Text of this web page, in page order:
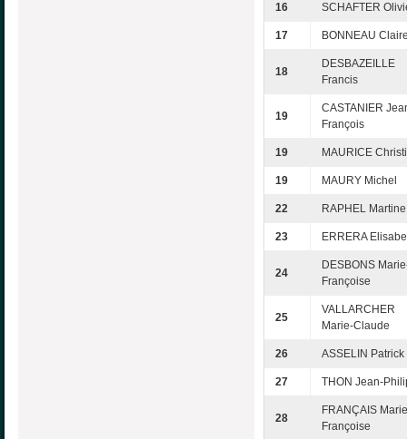
16 SCHAFTER
17 BONNEAU
18
DESBAZEILLE
Francis
19
CASTANIER
François
19 MAURICE
19 MAURY Michel
22 RAPHEL Martine
23 ERRERA
24
DESBONS
Françoise
25
VALLARCHER
Marie-Claude
26 ASSELIN Patrick
27 THON Jean-
28
FRANÇAIS
Françoise